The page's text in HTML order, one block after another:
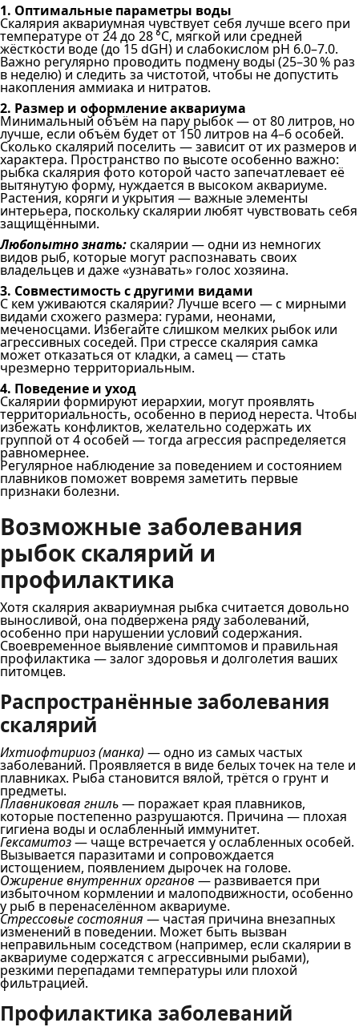
1. Оптимальные параметры воды
Скалярия аквариумная чувствует себя лучше всего при
температуре от 24 до 28 °C, мягкой или средней
жёсткости воде (до 15 dGH) и слабокислом pH 6.0–7.0.
Важно регулярно проводить подмену воды (25–30 % раз
в неделю) и следить за чистотой, чтобы не допустить
накопления аммиака и нитратов.
2. Размер и оформление аквариума
Минимальный объём на пару рыбок — от 80 литров, но
лучше, если объём будет от 150 литров на 4–6 особей.
Сколько скалярий поселить — зависит от их размеров и
характера. Пространство по высоте особенно важно:
рыбка скалярия фото которой часто запечатлевает её
вытянутую форму, нуждается в высоком аквариуме.
Растения, коряги и укрытия — важные элементы
интерьера, поскольку скалярии любят чувствовать себя
защищёнными.
Любопытно знать:скалярии — одни из немногих
видов рыб, которые могут распознавать своих
владельцев и даже «узнавать» голос хозяина.
3. Совместимость с другими видами
С кем уживаются скалярии? Лучше всего — с мирными
видами схожего размера: гурами, неонами,
меченосцами. Избегайте слишком мелких рыбок или
агрессивных соседей. При стрессе скалярия самка
может отказаться от кладки, а самец — стать
чрезмерно территориальным.
4. Поведение и уход
Скалярии формируют иерархии, могут проявлять
территориальность, особенно в период нереста. Чтобы
избежать конфликтов, желательно содержать их
группой от 4 особей — тогда агрессия распределяется
равномернее.
Регулярное наблюдение за поведением и состоянием
плавников поможет вовремя заметить первые
признаки болезни.
Возможные заболевания
рыбок скалярий и
профилактика
Хотя скалярия аквариумная рыбка считается довольно
выносливой, она подвержена ряду заболеваний,
особенно при нарушении условий содержания.
Своевременное выявление симптомов и правильная
профилактика — залог здоровья и долголетия ваших
питомцев.
Распространённые заболевания
скалярий
Ихтиофтириоз (манка) — одно из самых частых
заболеваний. Проявляется в виде белых точек на теле и
плавниках. Рыба становится вялой, трётся о грунт и
предметы.
Плавниковая гниль— поражает края плавников,
которые постепенно разрушаются. Причина — плохая
гигиена воды и ослабленный иммунитет.
Гексамитоз— чаще встречается у ослабленных особей.
Вызывается паразитами и сопровождается
истощением, появлением дырочек на голове.
Ожирение внутренних органов— развивается при
избыточном кормлении и малоподвижности, особенно
у рыб в перенаселённом аквариуме.
Стрессовые состояния — частая причина внезапных
изменений в поведении. Может быть вызван
неправильным соседством (например, если скалярии в
аквариуме содержатся с агрессивными рыбами),
резкими перепадами температуры или плохой
фильтрацией.
Профилактика заболеваний